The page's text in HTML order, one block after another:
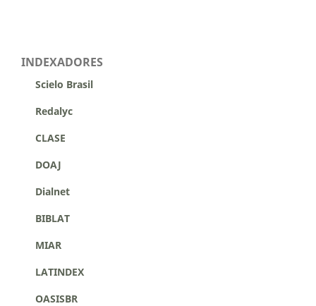
INDEXADORES
Scielo Brasil
Redalyc
CLASE
DOAJ
Dialnet
BIBLAT
MIAR
LATINDEX
OASISBR